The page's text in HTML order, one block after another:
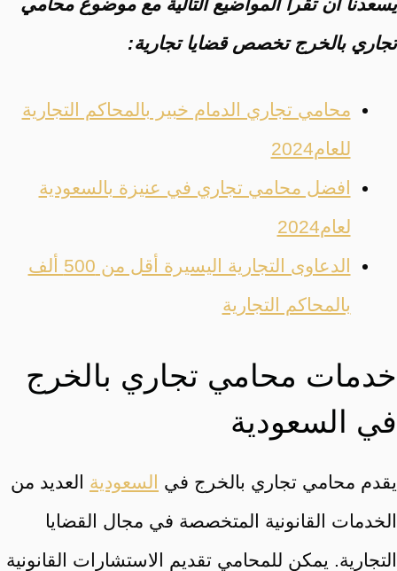
تجاري بالخرج تخصص قضايا تجارية:
محامي تجاري الدمام خبير بالمحاكم التجارية
للعام2024
افضل محامي تجاري في عنيزة بالسعودية
لعام2024
الدعاوى التجارية اليسيرة أقل من 500 ألف
بالمحاكم التجارية
خدمات محامي تجاري بالخرج
في السعودية
يقدم محامي تجاري بالخرج في السعودية العديد من
الخدمات القانونية المتخصصة في مجال القضايا
التجارية. يمكن للمحامي تقديم الاستشارات القانونية